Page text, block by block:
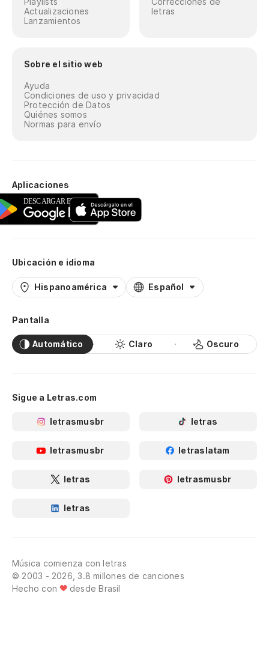
Actualizaciones
Lanzamientos
letras
Sobre el sitio web
Ayuda
Condiciones de uso y privacidad
Protección de Datos
Quiénes somos
Normas para envío
Aplicaciones
Ubicación e idioma
Hispanoamérica Español
Pantalla
Automático Claro Oscuro
Sigue a Letras.com
letrasmusbr letras
letrasmusbr letraslatam
letras letrasmusbr
letras
Música comienza con letras
© 2003 - 2026, 3.8 millones de canciones
Hecho con
desde Brasil